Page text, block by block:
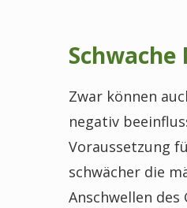
Zwar können
negativ
Voraussetzung
schwächer die
Anschwellen des